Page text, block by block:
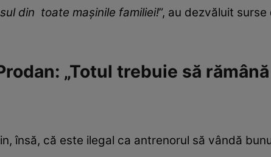
din toate mașinile familiei!”, au dezvăluit
„Totul trebuie să
însă, că este ilegal ca antrenorul să vândă